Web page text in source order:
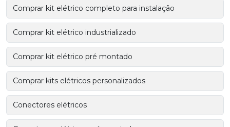
Comprar kit elétrico completo para instalação
Comprar kit elétrico industrializado
Comprar kit elétrico pré montado
Comprar kits elétricos personalizados
Conectores elétricos